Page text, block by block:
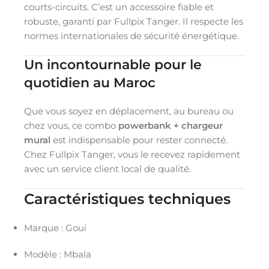
courts-circuits. C’est un accessoire fiable et
robuste, garanti par Fullpix Tanger. Il respecte les
normes internationales de sécurité énergétique.
Un incontournable pour le
quotidien au Maroc
Que vous soyez en déplacement, au bureau ou
chez vous, ce combo powerbank + chargeur
mural est indispensable pour rester connecté.
Chez Fullpix Tanger, vous le recevez rapidement
avec un service client local de qualité.
Caractéristiques techniques
Marque : Goui
Modèle : Mbala